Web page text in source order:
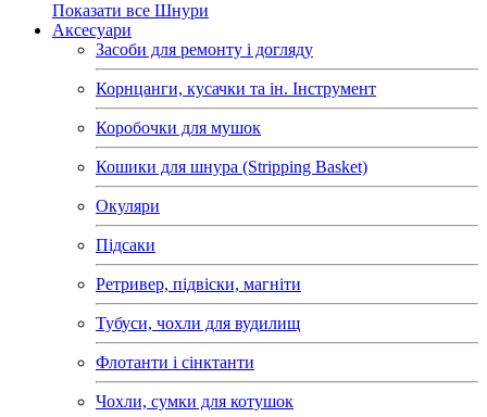
Показати все Шнури
Аксесуари
Засоби для ремонту і догляду
Корнцанги, кусачки та ін. Інструмент
Коробочки для мушок
Кошики для шнура (Stripping Basket)
Окуляри
Підсаки
Ретривер, підвіски, магніти
Тубуси, чохли для вудилищ
Флотанти і сінктанти
Чохли, сумки для котушок